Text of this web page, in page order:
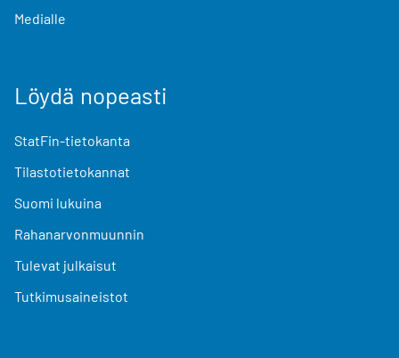
Medialle
Löydä nopeasti
StatFin-tietokanta
Tilastotietokannat
Suomi lukuina
Rahanarvonmuunnin
Tulevat julkaisut
Tutkimusaineistot